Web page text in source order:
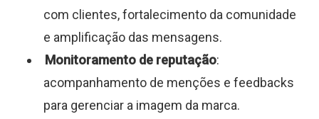
com clientes, fortalecimento da comunidade
e amplificação das mensagens.
Monitoramento de reputação:
acompanhamento de menções e feedbacks
para gerenciar a imagem da marca.